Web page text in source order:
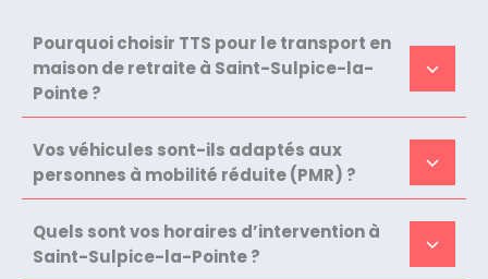
Pourquoi choisir TTS pour le transport en
maison de retraite à Saint-Sulpice-la-
Pointe ?
Vos véhicules sont-ils adaptés aux
personnes à mobilité réduite (PMR) ?
Quels sont vos horaires d’intervention à
Saint-Sulpice-la-Pointe ?